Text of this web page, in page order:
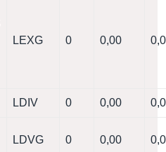
LEXG 0 0,00
LDIV 0 0,00
LDVG 0 0,00